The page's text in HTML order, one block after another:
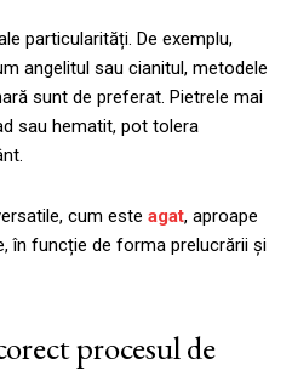
particularități. De exemplu,
angelitul sau cianitul, metodele
sunt de preferat. Pietrele mai
sau hematit, pot tolera
cum este agat, aproape
în funcție de forma prelucrării și
procesul de